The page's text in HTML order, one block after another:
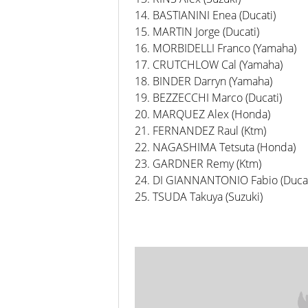
14. BASTIANINI Enea (Ducati)
15. MARTIN Jorge (Ducati)
16. MORBIDELLI Franco (Yamaha)
17. CRUTCHLOW Cal (Yamaha)
18. BINDER Darryn (Yamaha)
19. BEZZECCHI Marco (Ducati)
20. MARQUEZ Alex (Honda)
21. FERNANDEZ Raul (Ktm)
22. NAGASHIMA Tetsuta (Honda)
23. GARDNER Remy (Ktm)
24. DI GIANNANTONIO Fabio
25. TSUDA Takuya (Suzuki)